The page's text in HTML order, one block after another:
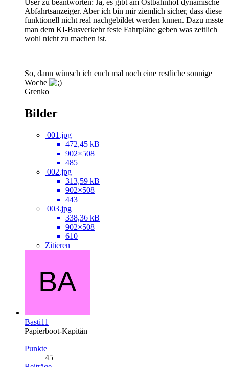
Abfahrtsanzeiger. Aber ich bin mir ziemlich sicher, dass diese
funktionell nicht real nachgebildet werden knnen. Dazu msste
man dem KI-Busverkehr feste Fahrpläne geben was zeitlich
wohl nicht zu machen ist.
So, dann wünsch ich euch mal noch eine restliche sonnige
Woche
Grenko
Bilder
001.jpg
472,45 kB
902×508
485
002.jpg
313,59 kB
902×508
443
003.jpg
338,36 kB
902×508
610
Zitieren
Basti11
Papierboot-Kapitän
Punkte
45